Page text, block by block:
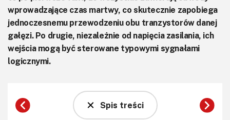
wprowadzające czas martwy, co skutecznie zapobiega
jednoczesnemu przewodzeniu obu tranzystorów danej
gałęzi. Po drugie, niezależnie od napięcia zasilania, ich
wejścia mogą być sterowane typowymi sygnałami
logicznymi.
Spis treści